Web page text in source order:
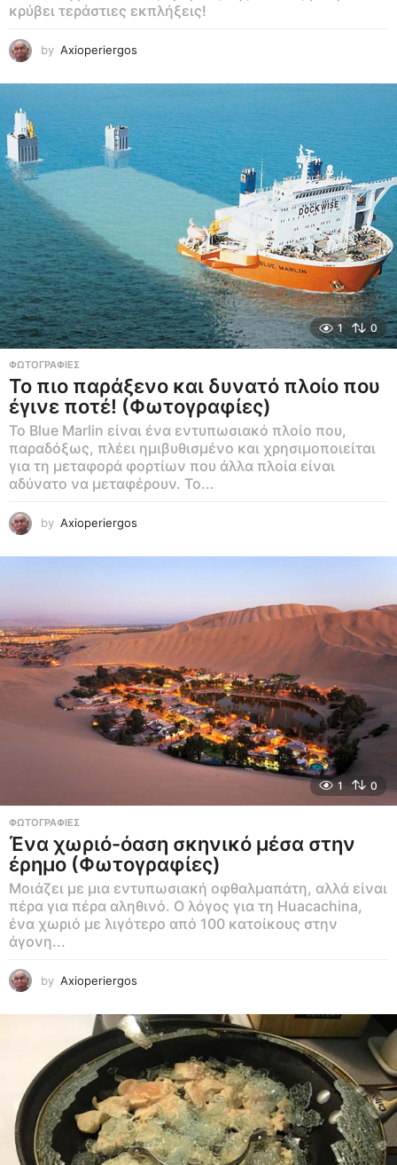
κρύβει τεράστιες εκπλήξεις!
by Axioperiergos
1 0
ΦΩΤΟΓΡΑΦΊΕΣ
Το πιο παράξενο και δυνατό πλοίο που
έγινε ποτέ! (Φωτογραφίες)
Το Blue Marlin είναι ένα εντυπωσιακό πλοίο που,
παραδόξως, πλέει ημιβυθισμένο και χρησιμοποιείται
για τη μεταφορά φορτίων που άλλα πλοία είναι
αδύνατο να μεταφέρουν. Το...
by Axioperiergos
1 0
ΦΩΤΟΓΡΑΦΊΕΣ
Ένα χωριό-όαση σκηνικό μέσα στην
έρημο (Φωτογραφίες)
Μοιάζει με μια εντυπωσιακή οφθαλμαπάτη, αλλά είναι
πέρα για πέρα αληθινό. Ο λόγος για τη Huacachina,
ένα χωριό με λιγότερο από 100 κατοίκους στην
άγονη...
by Axioperiergos